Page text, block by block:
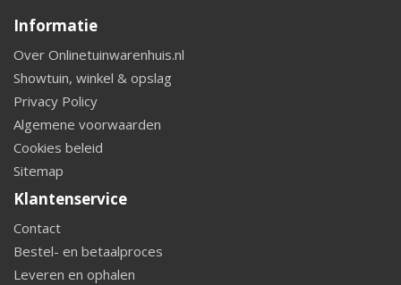
Informatie
Over Onlinetuinwarenhuis.nl
Showtuin, winkel & opslag
Privacy Policy
Algemene voorwaarden
Cookies beleid
Sitemap
Klantenservice
Contact
Bestel- en betaalproces
Leveren en ophalen